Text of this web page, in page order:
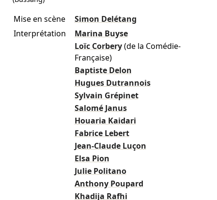
Mise en scène
Simon Delétang
Interprétation
Marina Buyse
Loïc Corbery (de la Comédie-
Française)
Baptiste Delon
Hugues Dutrannois
Sylvain Grépinet
Salomé Janus
Houaria Kaidari
Fabrice Lebert
Jean-Claude Luçon
Elsa Pion
Julie Politano
Anthony Poupard
Khadija Rafhi